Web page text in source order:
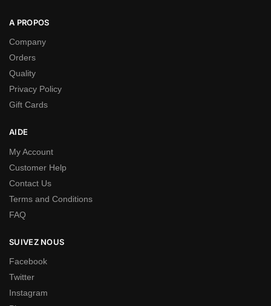
A PROPOS
Company
Orders
Quality
Privacy Policy
Gift Cards
AIDE
My Account
Customer Help
Contact Us
Terms and Conditions
FAQ
SUIVEZ NOUS
Facebook
Twitter
Instagram